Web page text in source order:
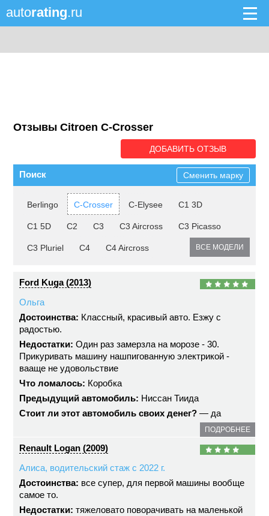
autorating.ru
Отзывы Citroen C-Crosser
ДОБАВИТЬ ОТЗЫВ
Поиск Сменить марку
Berlingo C-Crosser C-Elysee C1 3D
C1 5D C2 C3 C3 Aircross C3 Picasso
C3 Pluriel C4 C4 Aircross ВСЕ МОДЕЛИ
Ford Kuga (2013)
Ольга
Достоинства: Классный, красивый авто. Езжу с
радостью.
Недостатки: Один раз замерзла на морозе - 30.
Прикуривать машину нашпигованную электрикой -
вааще не удовольствие
Что ломалось: Коробка
Предыдущий автомобиль: Ниссан Тиида
Стоит ли этот автомобиль своих денег? — да
ПОДРОБНЕЕ
Renault Logan (2009)
Алиса, водительский стаж с 2022 г.
Достоинства: все супер, для первой машины вообще
самое то.
Недостатки: тяжеловато поворачивать на маленькой